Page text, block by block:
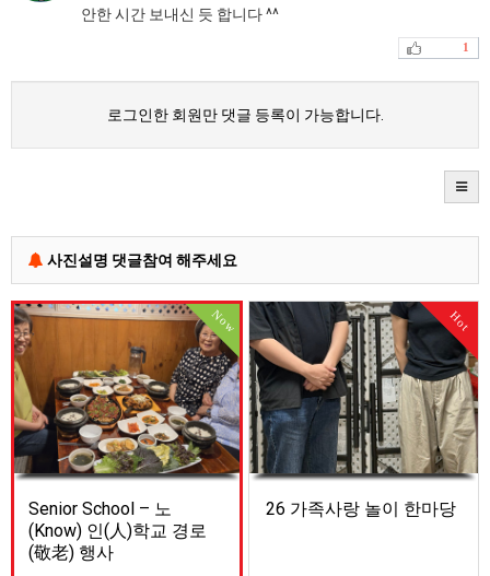
안한 시간 보내신 듯 합니다 ^^
1
로그인한 회원만 댓글 등록이 가능합니다.
사진설명 댓글참여 해주세요
Now
Senior School – 노
(Know) 인(人)학교 경로
(敬老) 행사
Hot
26 가족사랑 놀이 한마당